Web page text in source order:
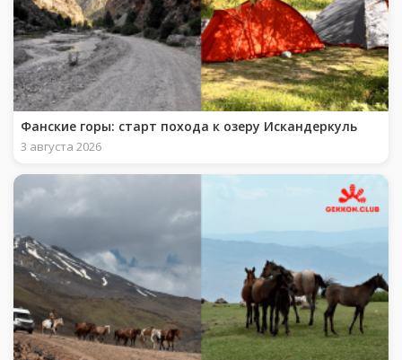
Фанские горы: старт похода к озеру Искандеркуль
3 августа 2026